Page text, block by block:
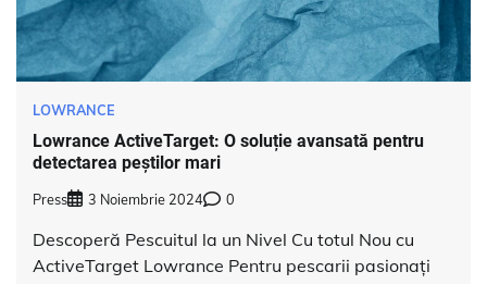
LOWRANCE
Lowrance ActiveTarget: O soluție avansată pentru
detectarea peștilor mari
Press 3 Noiembrie 2024 0
Descoperă Pescuitul la un Nivel Cu totul Nou cu
ActiveTarget Lowrance Pentru pescarii pasionați